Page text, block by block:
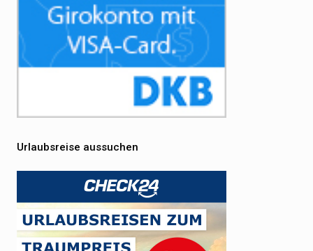
Urlaubsreise aussuchen